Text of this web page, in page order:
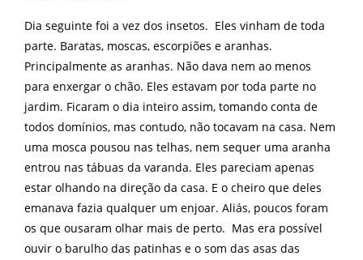
Dia seguinte foi a vez dos insetos. Eles vinham de toda
parte. Baratas, moscas, escorpiões e aranhas.
Principalmente as aranhas. Não dava nem ao menos
para enxergar o chão. Eles estavam por toda parte no
jardim. Ficaram o dia inteiro assim, tomando conta de
todos domínios, mas contudo, não tocavam na casa. Nem
uma mosca pousou nas telhas, nem sequer uma aranha
entrou nas tábuas da varanda. Eles pareciam apenas
estar olhando na direção da casa. E o cheiro que deles
emanava fazia qualquer um enjoar. Aliás, poucos foram
os que ousaram olhar mais de perto. Mas era possível
ouvir o barulho das patinhas e o som das asas das